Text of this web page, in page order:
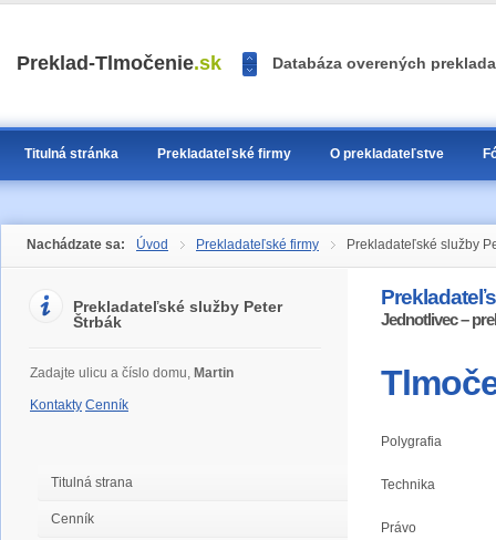
Preklad-Tlmočenie.sk Databáza overených
<<
>>
Titulná stránka Prekladateľské firmy O prekladateľstve
Nachádzate sa: Úvod Prekladateľské firmy Prekladateľské služby
Prekladateľské služby Peter
Štrbák
Zadajte ulicu a číslo domu, Martin
Kontakty Cenník
Titulná strana
Cenník
Jednotlivec –
Polygrafia
Technika
Právo